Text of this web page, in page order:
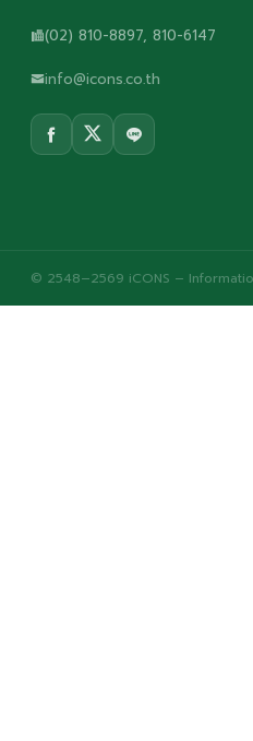
(02) 810-8897, 810-6147
info@icons.co.th
© 2548–2569 iCONS –